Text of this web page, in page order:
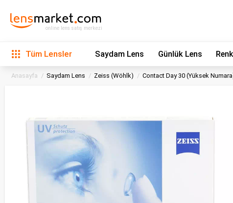
online lens satış merkezi
Tüm Lensler Saydam Lens Günlük Lens
Anasayfa Saydam Lens Zeiss (Wöhlk) Contact Day 30 (Yüksek